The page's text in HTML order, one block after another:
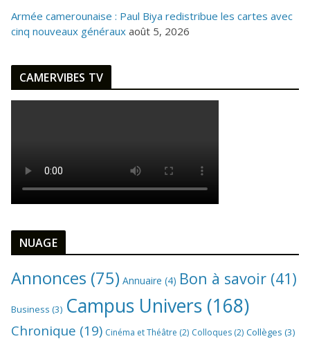
Armée camerounaise : Paul Biya redistribue les cartes avec
cinq nouveaux généraux août 5, 2026
CAMERVIBES TV
NUAGE
Annonces (75) Annuaire (4) Bon à savoir (41)
Business (3) Campus Univers (168)
Chronique (19) Cinéma et Théâtre (2) Colloques (2) Collèges (3)